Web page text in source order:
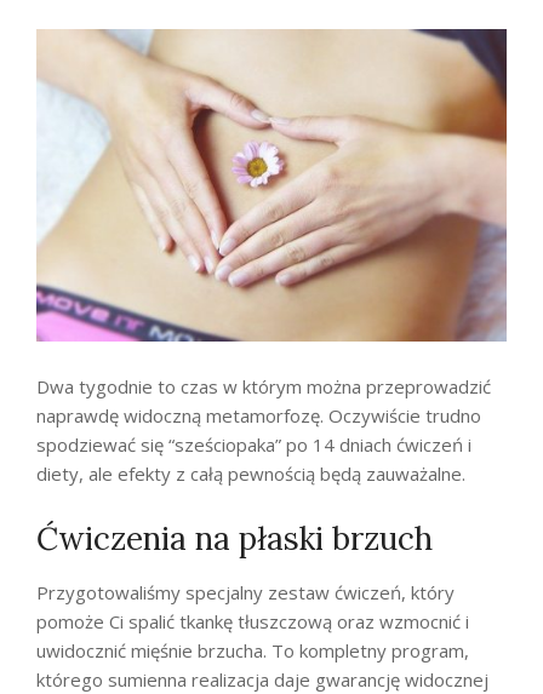
Dwa tygodnie to czas w którym można przeprowadzić
naprawdę widoczną metamorfozę. Oczywiście trudno
spodziewać się “sześciopaka” po 14 dniach ćwiczeń i
diety, ale efekty z całą pewnością będą zauważalne.
Ćwiczenia na płaski brzuch
Przygotowaliśmy specjalny zestaw ćwiczeń, który
pomoże Ci spalić tkankę tłuszczową oraz wzmocnić i
uwidocznić mięśnie brzucha. To kompletny program,
którego sumienna realizacja daje gwarancję widocznej